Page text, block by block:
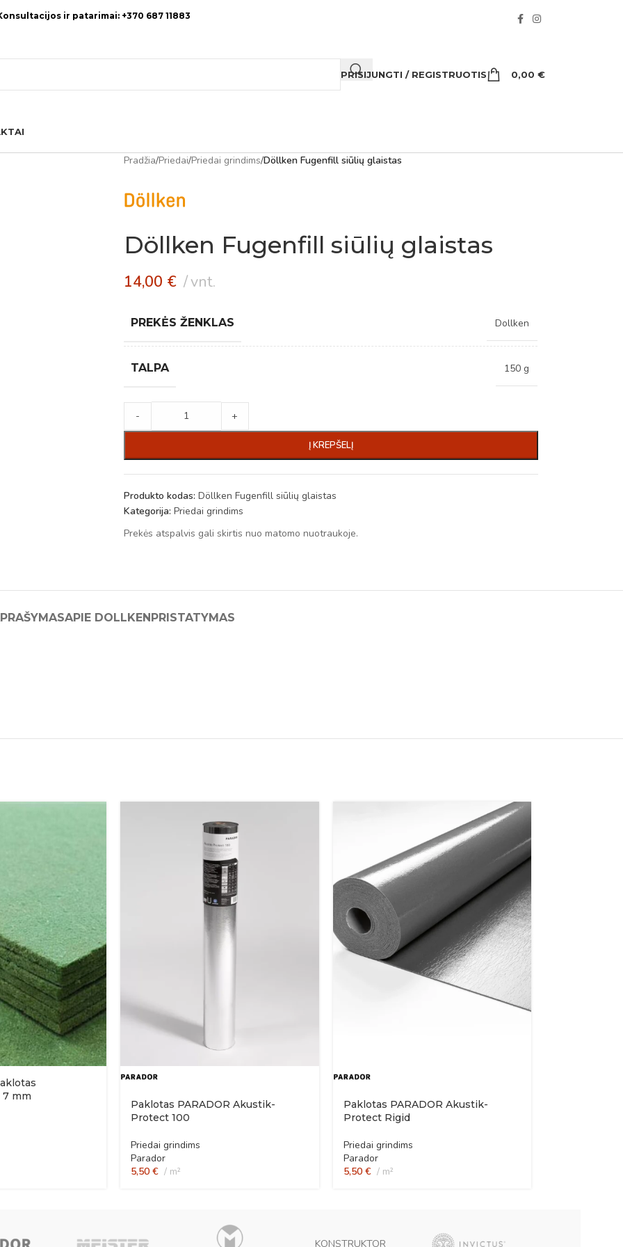
ir patarimai: +370 687 11883
PRISIJUNGTI / REGISTRUOTIS 0,00 €
Pradžia/Priedai/Priedai grindims/Döllken Fugenfill siūlių glaistas
Döllken Fugenfill siūlių glaistas
14,00 € vnt.
PREKĖS ŽENKLAS Dollken
TALPA 150 g
- +
Į KREPŠELĮ
Produkto kodas: Döllken Fugenfill siūlių glaistas
Kategorija: Priedai grindims
Prekės atspalvis gali skirtis nuo matomo nuotraukoje.
APIE DOLLKENPRISTATYMAS
7 mm
Paklotas PARADOR Akustik-
Protect 100
Priedai grindims
Parador
5,50 € m²
Paklotas PARADOR Akustik-
Protect Rigid
Priedai grindims
Parador
5,50 € m²
KONSTRUKTOR